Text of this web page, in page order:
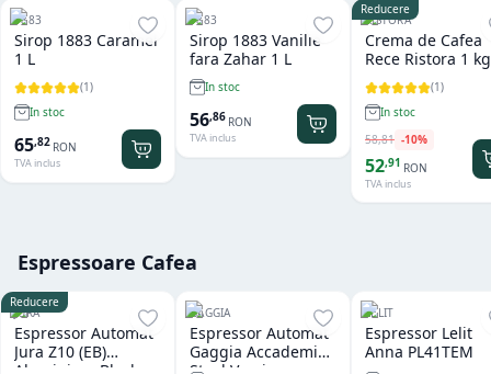
1883
Sirop 1883 Caramel
1 L
(1)
In stoc
65,82 RON
TVA inclus
1883
Sirop 1883 Vanilie
fara Zahar 1 L
In stoc
56,86 RON
TVA inclus
Reducere
RISTORA
Crema de Cafea
Rece Ristora 1 kg
(1)
In stoc
58,81 -10%
52,91 RON
TVA inclus
Espressoare Cafea
Reducere
JURA
Espressor Automat
Jura Z10 (EB)
GAGGIA
Espressor Automat
Gaggia Accademia
LELIT
Espressor Lelit
Anna PL41TEM